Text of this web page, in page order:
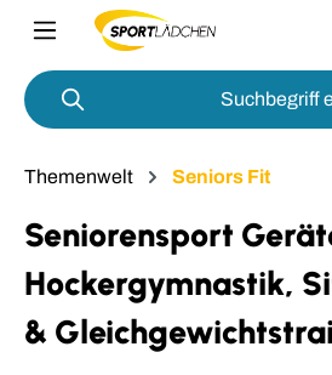
springen
Themenwelt Seniors Fit
Seniorensport
Hockergymnastik,
&